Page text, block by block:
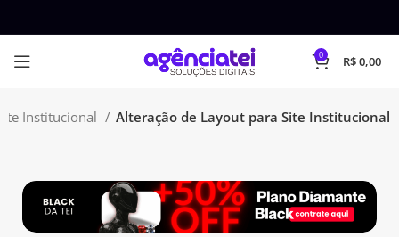
0 R$0,00
Institucional Alteração de Layout para Site Institucional